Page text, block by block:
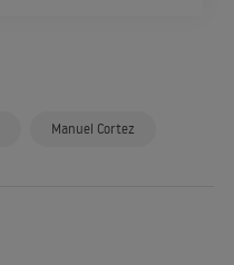
Manuel Cortez